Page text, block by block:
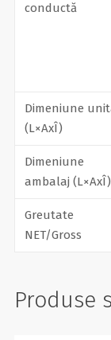
conductă
Dimeniune
(L×AxÎ)
Dimeniune
ambalaj (L×AxÎ)
Greutate
NET/Gross
Produse